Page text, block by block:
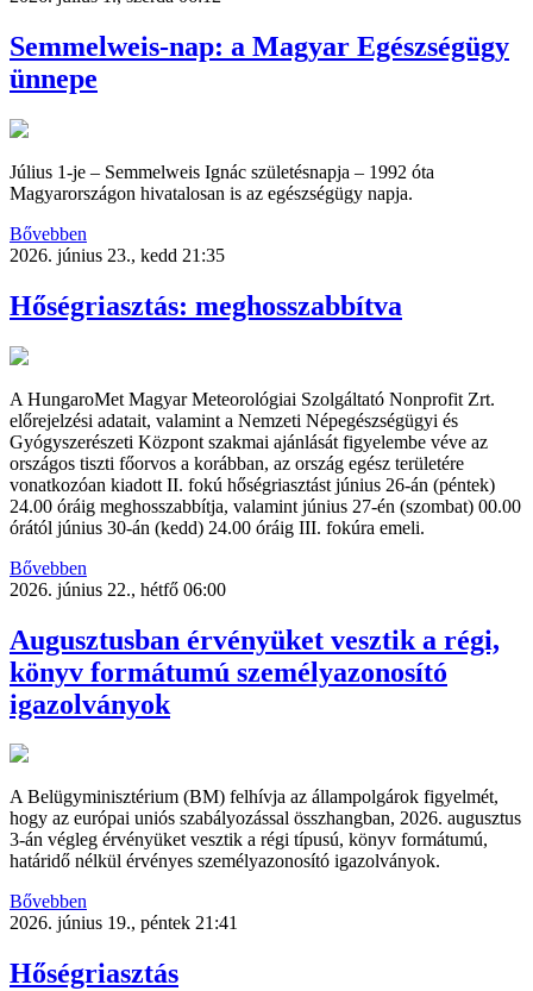
Semmelweis-nap: a Magyar Egészségügy
ünnepe
Július 1-je – Semmelweis Ignác születésnapja – 1992 óta
Magyarországon hivatalosan is az egészségügy napja.
Bővebben
2026. június 23., kedd 21:35
Hőségriasztás: meghosszabbítva
A HungaroMet Magyar Meteorológiai Szolgáltató Nonprofit Zrt.
előrejelzési adatait, valamint a Nemzeti Népegészségügyi és
Gyógyszerészeti Központ szakmai ajánlását figyelembe véve az
országos tiszti főorvos a korábban, az ország egész területére
vonatkozóan kiadott II. fokú hőségriasztást június 26-án (péntek)
24.00 óráig meghosszabbítja, valamint június 27-én (szombat) 00.00
órától június 30-án (kedd) 24.00 óráig III. fokúra emeli.
Bővebben
2026. június 22., hétfő 06:00
Augusztusban érvényüket vesztik a régi,
könyv formátumú személyazonosító
igazolványok
A Belügyminisztérium (BM) felhívja az állampolgárok figyelmét,
hogy az európai uniós szabályozással összhangban, 2026. augusztus
3-án végleg érvényüket vesztik a régi típusú, könyv formátumú,
határidő nélkül érvényes személyazonosító igazolványok.
Bővebben
2026. június 19., péntek 21:41
Hőségriasztás